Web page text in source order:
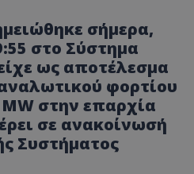
σήμερα,
στο Σύστημα
ως αποτέλεσμα
φορτίου
στην επαρχία
σε ανακοίνωσή
Συστήματος